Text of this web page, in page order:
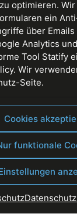
optimieren.
ein
über
Analytics
Tool Statify
Wir
Seite.
Cookies
funktionale
Datenschutz
Texte,